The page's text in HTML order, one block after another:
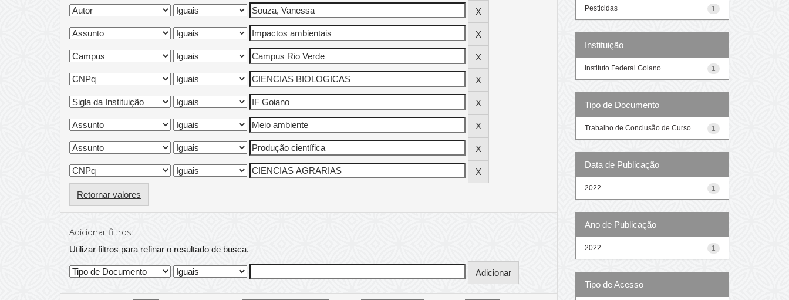
Retornar valores
Adicionar filtros:
Utilizar filtros para refinar o resultado de busca.
1
Pesticidas
Instituição
1
Instituto Federal Goiano
Tipo de Documento
1
Trabalho de Conclusão de Curso
Data de Publicação
1
2022
Ano de Publicação
1
2022
Tipo de Acesso